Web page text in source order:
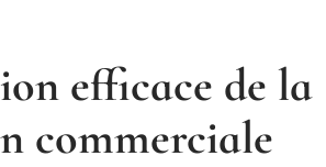
efficace de la
commerciale